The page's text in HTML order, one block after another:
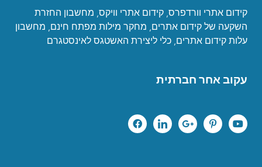
קידום אתרי וורדפרס, קידום אתרי וויקס, מחשבון החזרת
השקעה של קידום אתרים, מחקר מילות מפתח חינם, מחשבון
עלות קידום אתרים, כלי ליצירת האשטגס לאינסטגרם
עקוב אחר חברתית